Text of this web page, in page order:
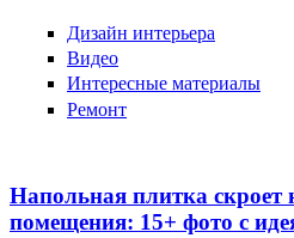
Дизайн интерьера
Видео
Интересные материалы
Ремонт
Напольная плитка скроет
помещения: 15+ фото с